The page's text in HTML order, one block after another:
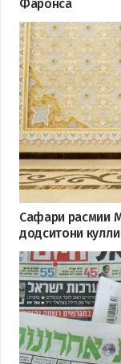
Фаронса
Сафари расмии
додситони